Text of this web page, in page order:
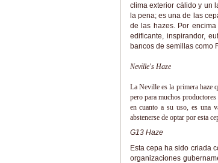
clima exterior cálido y un
la pena; es una de las
de las hazes. Por
edificante, inspirandor,
bancos de semillas como
Neville's Haze
La Neville es la primera haze
pero para muchos
en cuanto a su uso, es una
abstenerse de optar por esta
G13 Haze
Esta cepa ha sido criada
organizaciones